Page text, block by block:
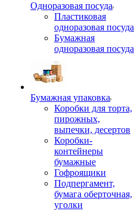
Одноразовая посуда
Пластиковая
одноразовая посуда
Бумажная
одноразовая посуда
Бумажная упаковка
Коробки для торта,
пирожных,
выпечки, десертов
Коробки-
контейнеры
бумажные
Гофроящики
Подпергамент,
бумага оберточная,
уголки